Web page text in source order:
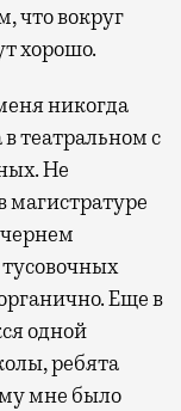
что вокруг
хорошо.
никогда
театральном с
Не
магистратуре
Еще в
одной
ребята
мне было